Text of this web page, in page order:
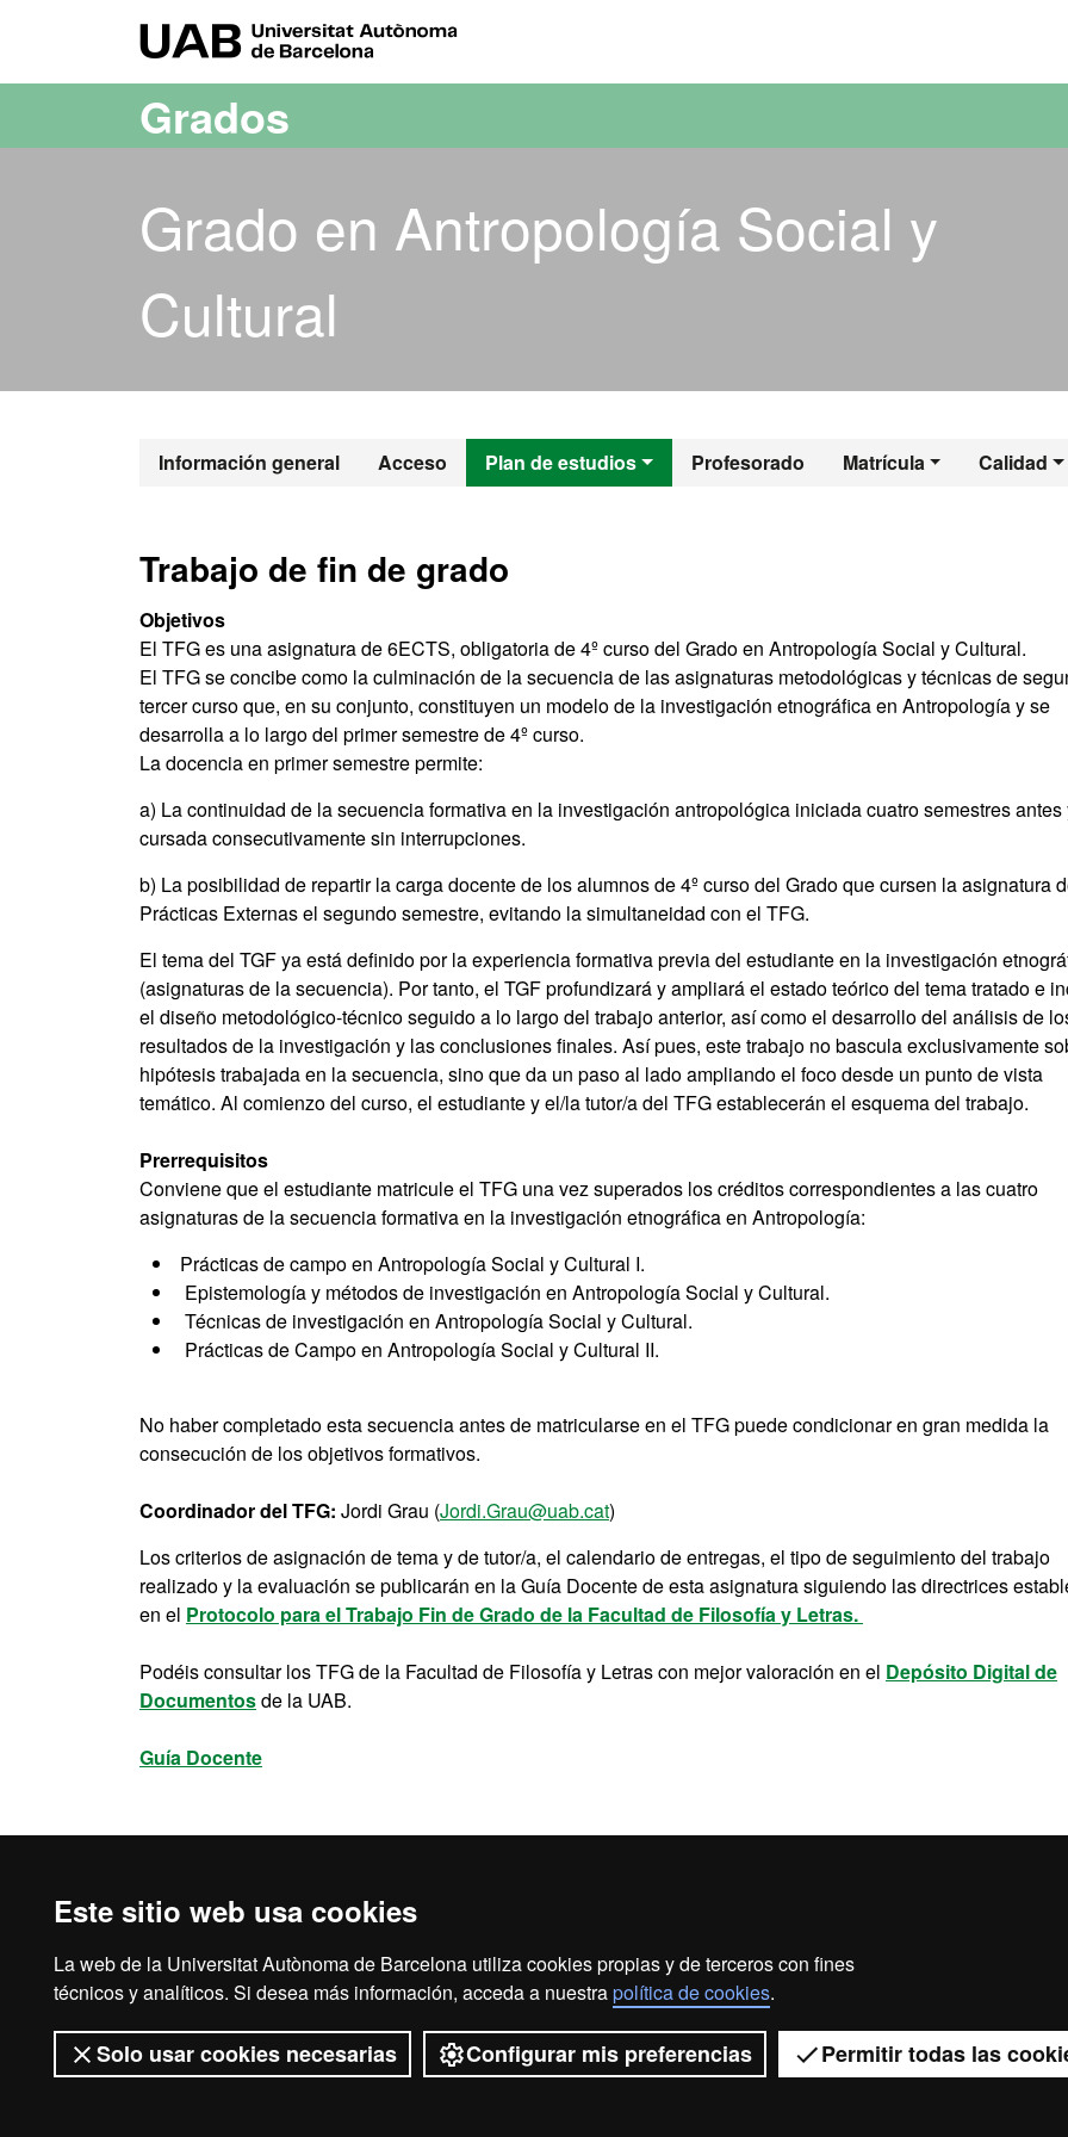
Este sitio web usa cookies
La web de la Universitat Autònoma de Barcelona utiliza cookies propias y de terceros con fines
técnicos y analíticos. Si desea más información, acceda a nuestrapolítica de cookies.
Solo usar cookies necesarias Configurar mis preferencias Permitir todas las
Grados
Grado en Antropología Social y
Cultural
Información general Acceso Plan de estudios Profesorado Matrícula Calidad
Grado en Antropología Social y
Trabajo de fin de grado
Objetivos
El TFG es una asignatura de 6ECTS, obligatoria de 4º curso del Grado en Antropología Social y Cultural.
El TFG se concibe como la culminación de la secuencia de las asignaturas metodológicas y técnicas de
tercer curso que, en su conjunto, constituyen un modelo de la investigación etnográfica en Antropología y se
desarrolla a lo largo del primer semestre de 4º curso.
La docencia en primer semestre permite:
a) La continuidad de la secuencia formativa en la investigación antropológica iniciada cuatro semestres antes
cursada consecutivamente sin interrupciones.
b) La posibilidad de repartir la carga docente de los alumnos de 4º curso del Grado que cursen la asignatura
Prácticas Externas el segundo semestre, evitando la simultaneidad con el TFG.
El tema del TGF ya está definido por la experiencia formativa previa del estudiante en la investigación
(asignaturas de la secuencia). Por tanto, el TGF profundizará y ampliará el estado teórico del tema tratado e
el diseño metodológico-técnico seguido a lo largo del trabajo anterior, así como el desarrollo del análisis de
resultados de la investigación y las conclusiones finales. Así pues, este trabajo no bascula exclusivamente
hipótesis trabajada en la secuencia, sino que da un paso al lado ampliando el foco desde un punto de vista
temático. Al comienzo del curso, el estudiante y el/la tutor/a del TFG establecerán el esquema del trabajo.
Prerrequisitos
Conviene que el estudiante matricule el TFG una vez superados los créditos correspondientes a las cuatro
asignaturas de la secuencia formativa en la investigación etnográfica en Antropología:
Prácticas de campo en Antropología Social y Cultural I.
Epistemología y métodos de investigación en Antropología Social y Cultural.
Técnicas de investigación en Antropología Social y Cultural.
Prácticas de Campo en Antropología Social y Cultural II.
No haber completado esta secuencia antes de matricularse en el TFG puede condicionar en gran medida la
consecución de los objetivos formativos.
Coordinador del TFG: Jordi Grau (Jordi.Grau@uab.cat)
Los criterios de asignación de tema y de tutor/a, el calendario de entregas, el tipo de seguimiento del trabajo
realizado y la evaluación se publicarán en la Guía Docente de esta asignatura siguiendo las directrices
en el Protocolo para el Trabajo Fin de Grado de la Facultad de Filosofía y Letras.
Podéis consultar los TFG de la Facultad de Filosofía y Letras con mejor valoración en el Depósito Digital de
Documentosde la UAB.
Guía Docente
Aviso legal Protección de datos Sobre el web Accesibilidad web
2026 Universitat Autònoma de Barcelona